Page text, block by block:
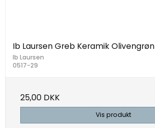
Ib Laursen Greb Keramik Olivengrøn
Ib Laursen
0517-29
25,00 DKK
Vis produkt